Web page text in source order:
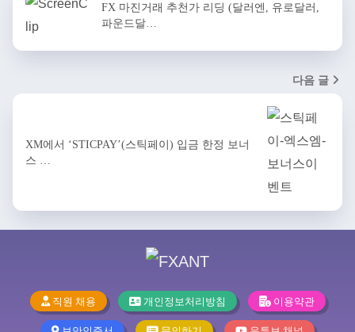
FX 마진거래 추천가 리딩 (달러엔, 유로달러,
파운드달…
다음 글
XM에서 ‘STICPAY’(스틱페이) 입금 한정 보너
스 …
직원 채용 개인정보처리방침 이용약관